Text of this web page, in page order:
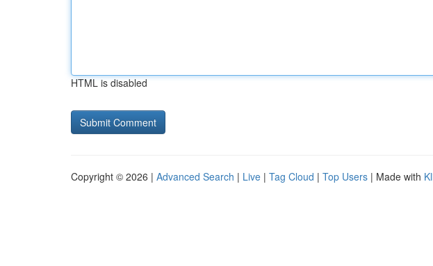
HTML is disabled
Copyright © 2026 | Advanced Search | Live | Tag Cloud | Top Users | Made with